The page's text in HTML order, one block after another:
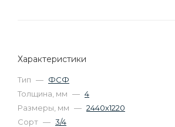
Характеристики
Тип — ФСФ
Толщина, мм — 4
Размеры, мм — 2440х1220
Сорт — 3/4